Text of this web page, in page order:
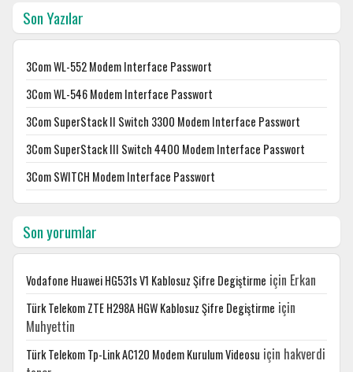
Son Yazılar
3Com WL-552 Modem Interface Passwort
3Com WL-546 Modem Interface Passwort
3Com SuperStack II Switch 3300 Modem Interface Passwort
3Com SuperStack III Switch 4400 Modem Interface Passwort
3Com SWITCH Modem Interface Passwort
Son yorumlar
Vodafone Huawei HG531s V1 Kablosuz Şifre Degiştirme için Erkan
Türk Telekom ZTE H298A HGW Kablosuz Şifre Degiştirme için
Muhyettin
Türk Telekom Tp-Link AC120 Modem Kurulum Videosu için hakverdi